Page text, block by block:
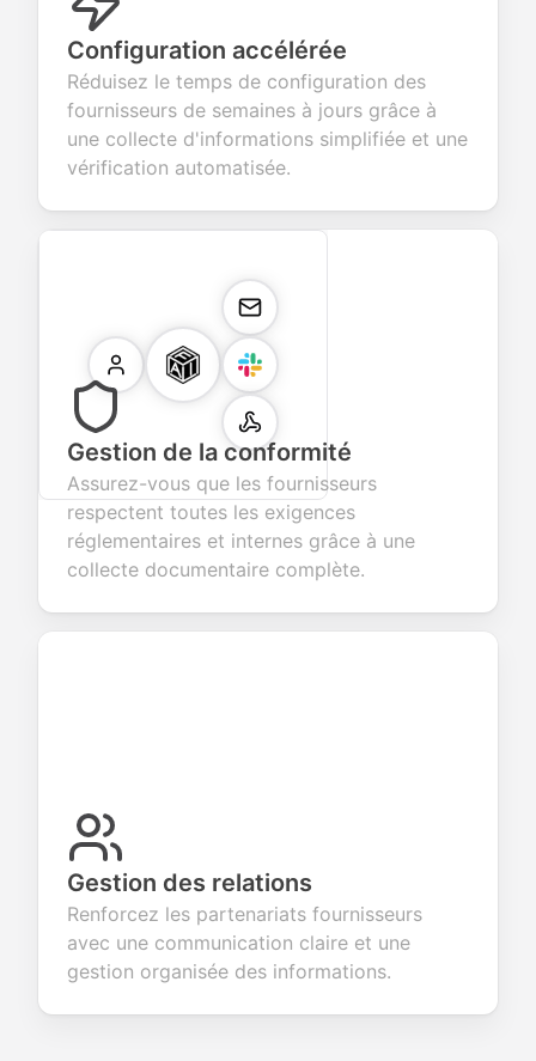
Configuration accélérée
Réduisez le temps de configuration des
fournisseurs de semaines à jours grâce à
une collecte d'informations simplifiée et une
vérification automatisée.
Gestion de la conformité
Assurez-vous que les fournisseurs
respectent toutes les exigences
réglementaires et internes grâce à une
collecte documentaire complète.
Gestion des relations
Renforcez les partenariats fournisseurs
avec une communication claire et une
gestion organisée des informations.